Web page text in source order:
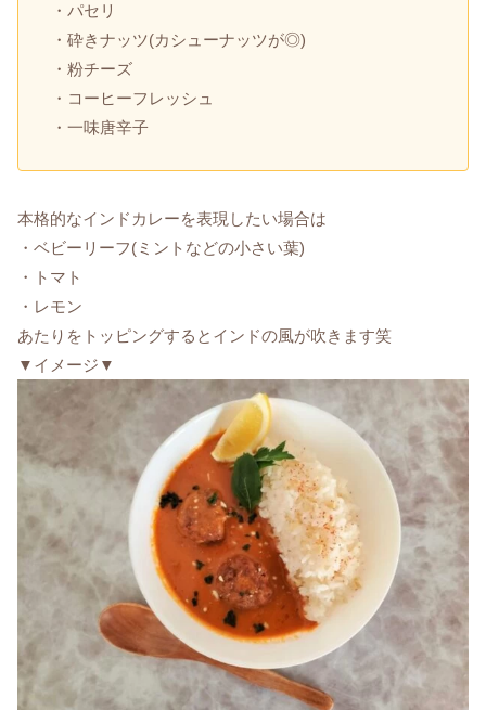
・パセリ
・砕きナッツ(カシューナッツが◎)
・粉チーズ
・コーヒーフレッシュ
・一味唐辛子
本格的なインドカレーを表現したい場合は
・ベビーリーフ(ミントなどの小さい葉)
・トマト
・レモン
あたりをトッピングするとインドの風が吹きます笑
▼イメージ▼